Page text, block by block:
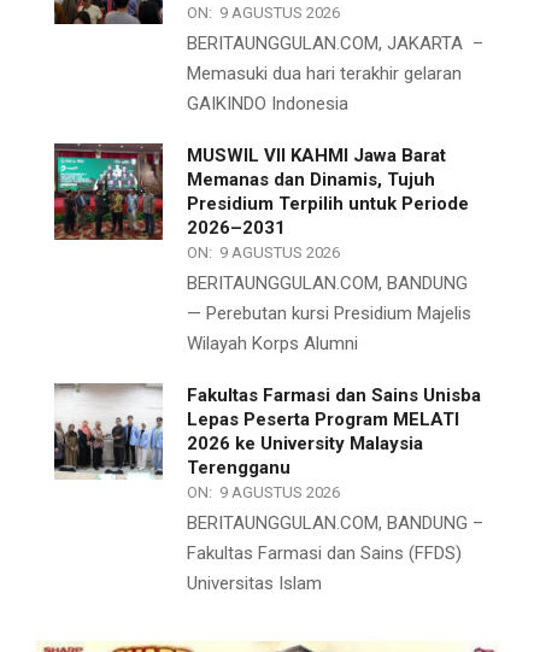
ON: 9 AGUSTUS 2026
BERITAUNGGULAN.COM, JAKARTA –
Memasuki dua hari terakhir gelaran
GAIKINDO Indonesia
MUSWIL VII KAHMI Jawa Barat
Memanas dan Dinamis, Tujuh
Presidium Terpilih untuk Periode
2026–2031
ON: 9 AGUSTUS 2026
BERITAUNGGULAN.COM, BANDUNG
— Perebutan kursi Presidium Majelis
Wilayah Korps Alumni
Fakultas Farmasi dan Sains Unisba
Lepas Peserta Program MELATI
2026 ke University Malaysia
Terengganu
ON: 9 AGUSTUS 2026
BERITAUNGGULAN.COM, BANDUNG –
Fakultas Farmasi dan Sains (FFDS)
Universitas Islam